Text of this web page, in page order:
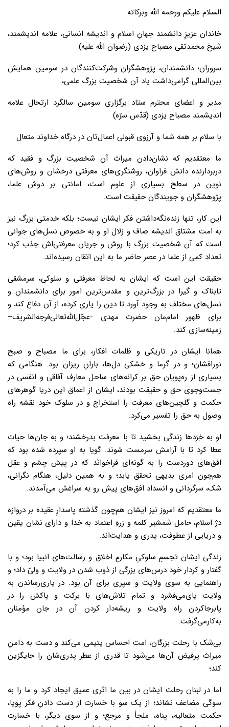
السلام علیکم ورحمه الله وبرکاته
خاندان عزیزِ دانشمند جهانِ اسلام و اندیشه انسانی، علامه اندیشمند،
شیخ محمدتقی مصباح یزدی (رضوان الله علیه)
سروران؛ دانشمندان، پژوهشگران وشرکت‌کنندگان در سومین همایش
بین‌المللی گرامی‌داشت یاد آن شخصیت بزرگ علمی،
مدیر و اعضای محترم ستاد برگزاری سومین سالگرد ارتحال علامه
اندیشمند مصباح یزدی (قدّس سرّه)
با سلام بر همه شما و آرزوی قبولی اعمال‌تان در درگاه خداوند متعال
ما معتقدیم که نشان‌دادن میراث آن شخصیت بزرگ و فقید که
دربردارنده دانش فراوان، روشنگری‌های معرفتی درخشان و روش‌های
نوین در سطح بسیاری از علوم است، امانتی بر دوش علما،
پژوهشگران و جویندگان حقیقت است.
این کار، تنها زنده‌نگه‌داشتن فکر ایشان نیست؛ بلکه خدمتی بزرگ نیز
به امت مشتاق اندیشه صاف و زلال او و به خصوص نسل‌های جوانی
است که آن شخصیت بزرگ با روش و جریان معرفتی‌اش جذب کرد؛
تعداد کمی از علما در عصر حاضر ما به این اتقان رسیده‌اند.
حقیقت این است که ایشان به لحاظ معرفتی و سلوکی، سرمشقی
تابناک و گیرا در بزرگ‌ترین و مقدس‌ترین امور برای دانشمندان و
نسل‌های مختلف به وجود آورد تا دین را یاری کرده، از آن دفاع کند و
برای ظهور امام‌مان حضرت مهدی -عجّل‌الله‌تعالی‌فرجه‌الشریف–
زمینه‌سازی کند.
همانا ایشان در تاریکی و ظلمات افکار، برای ما مصباح و صبح
نورافشان؛ و در گرما و خشکی دل‌ها، بارانِ ریزان بود. هنگامی که
بسیاری از ره‌پویان حق بر کرانه‌های ساحل معارف آفاقی و انفسی در
جست‌وجوی حق و حقیقت بودند، ایشان از اعماق این دریا گوهرهای
حکمت و گلچین‌های معرفت را استخراج و در سلوک خود نقشه راه
وصول به حق را تفسیر می‌کرد.
او به خِرَدها زندگی بخشید تا با معرفت بدرخشند؛ و به جان‌ها حیات
عطا کرد تا با آرامش سرمست شوند. گویا به او سپرده شده بود که
افق‌های دوردست را به گونه‌ای فراخوانَد که در پیش چشم و عقل
هم‌چون امری بدیهی تحقق یابد؛ و به همین دلیل، هنگام نگرانی،
شک، سرگردانی و انسداد افق‌های پیش رو به سراغش می‌آمدند.
ما معتقدیم که امروز نیز ایشان هم‌چون گذشته پاسدارِ عقیده بر دروازه
دژ اسلام، حامل شمشیر کلمه و زرهِ اعتماد به خدا و دارای نشان یقین
و دریایی از عطوفت، پدری و هدایت‌اند.
زندگی ایشان تجسمِ سلوکیِ مکارمِ اخلاق و رسالت‌های انبیا بود؛ و با
گفتار و کردار خود درس‌های بزرگی از ذوب شدن در ولایت و ولیّ داد؛ و
راهنمایی به سوی ولایت و سپری برای آن بود. در یاری‌رساندن به
ولایت پای‌می‌فشرد و تمام تلاش‌های با برکت و پاکش را در
پابرجاکردن راه ولایت و ریشه‌دار کردن آن در جان مؤمنان
به‌کارمی‌گرفت.
بی‌شک با رحلت بزرگان، امت احساس یتیمی می‌کند و دست به دامنِ
میراث پرفیض آن‌ها می‌شود تا قدری از عطر پدری‌شان را جایگزین
کند؛
اما در لبنان رحلت ایشان در بین ما اثری عمیق ایجاد کرد و ما را به
سوگی مضاعف نشاند؛ از یک سو با خسارت از دست دادنِ فکر پویا،
حکمت متعالیه، پناه، ملجأ و مرجع؛ و از سوی دیگر، با خسارت